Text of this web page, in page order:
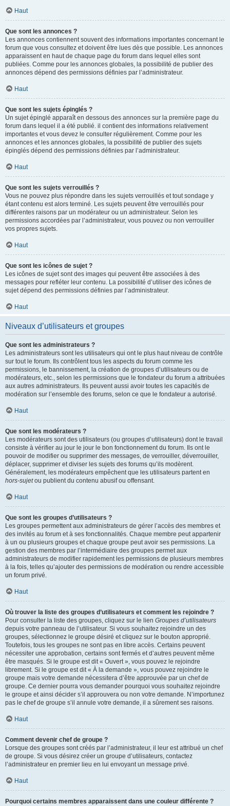
Haut
Que sont les annonces ?
Les annonces contiennent souvent des informations importantes concernant le
forum que vous consultez et doivent être lues dès que possible. Les annonces
apparaissent en haut de chaque page du forum dans lequel elles sont
publiées. Comme pour les annonces globales, la possibilité de publier des
annonces dépend des permissions définies par l’administrateur.
Haut
Que sont les sujets épinglés ?
Un sujet épinglé apparaît en dessous des annonces sur la première page du
forum dans lequel il a été publié. il contient des informations relativement
importantes et vous devez le consulter régulièrement. Comme pour les
annonces et les annonces globales, la possibilité de publier des sujets
épinglés dépend des permissions définies par l’administrateur.
Haut
Que sont les sujets verrouillés ?
Vous ne pouvez plus répondre dans les sujets verrouillés et tout sondage y
étant contenu est alors terminé. Les sujets peuvent être verrouillés pour
différentes raisons par un modérateur ou un administrateur. Selon les
permissions accordées par l’administrateur, vous pouvez ou non verrouiller
vos propres sujets.
Haut
Que sont les icônes de sujet ?
Les icônes de sujet sont des images qui peuvent être associées à des
messages pour refléter leur contenu. La possibilité d’utiliser des icônes de
sujet dépend des permissions définies par l’administrateur.
Haut
Niveaux d’utilisateurs et groupes
Que sont les administrateurs ?
Les administrateurs sont les utilisateurs qui ont le plus haut niveau de contrôle
sur tout le forum. Ils contrôlent tous les aspects du forum comme les
permissions, le bannissement, la création de groupes d’utilisateurs ou de
modérateurs, etc., selon les permissions que le fondateur du forum a attribuées
aux autres administrateurs. Ils peuvent aussi avoir toutes les capacités de
modération sur l’ensemble des forums, selon ce que le fondateur a autorisé.
Haut
Que sont les modérateurs ?
Les modérateurs sont des utilisateurs (ou groupes d’utilisateurs) dont le travail
consiste à vérifier au jour le jour le bon fonctionnement du forum. Ils ont le
pouvoir de modifier ou supprimer des messages, de verrouiller, déverrouiller,
déplacer, supprimer et diviser les sujets des forums qu’ils modèrent.
Généralement, les modérateurs empêchent que les utilisateurs partent en
hors-sujetou publient du contenu abusif ou offensant.
Haut
Que sont les groupes d’utilisateurs ?
Les groupes permettent aux administrateurs de gérer l’accès des membres et
des invités au forum et à ses fonctionnalités. Chaque membre peut appartenir
à un ou plusieurs groupes et chaque groupe peut avoir ses permissions. La
gestion des membres par l’intermédiaire des groupes permet aux
administrateurs de modifier rapidement les permissions de plusieurs membres
à la fois, telles qu’ajouter des permissions de modération ou rendre accessible
un forum privé.
Haut
Où trouver la liste des groupes d’utilisateurs et comment les rejoindre ?
Pour consulter la liste des groupes, cliquez sur le lien Groupes d’utilisateurs
depuis votre panneau de l’utilisateur. Si vous souhaitez rejoindre un des
groupes, sélectionnez le groupe désiré et cliquez sur le bouton approprié.
Toutefois, tous les groupes ne sont pas en libre accès. Certains peuvent
nécessiter une approbation, certains sont fermés et d’autres peuvent même
être masqués. Si le groupe est dit « Ouvert », vous pouvez le rejoindre
librement. Si le groupe est dit « À la demande », vous pouvez rejoindre le
groupe mais votre demande nécessitera d’être approuvée par un chef de
groupe. Ce dernier pourra vous demander pourquoi vous souhaitez rejoindre
le groupe et ainsi décider s’il approuvera ou non votre demande. N’importunez
pas le chef de groupe s’il annule votre demande, il a sûrement ses raisons.
Haut
Comment devenir chef de groupe ?
Lorsque des groupes sont créés par l’administrateur, il leur est attribué un chef
de groupe. Si vous désirez créer un groupe d’utilisateurs, contactez
l’administrateur en premier lieu en lui envoyant un message privé.
Haut
Pourquoi certains membres apparaissent dans une couleur différente ?